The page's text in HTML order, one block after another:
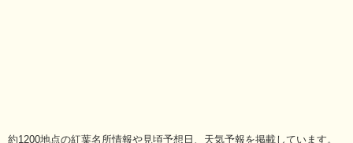
約1200地点の紅葉名所情報や見頃予想日、天気予報を掲載しています。